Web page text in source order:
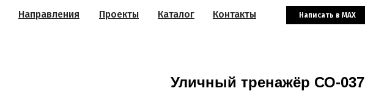
Направления Контакты
Каталог
Проекты Написать в MAX
Уличный тренажёр СО-037